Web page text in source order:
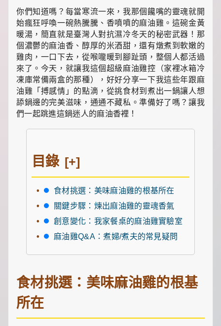
地
道
的
美
食
推
薦，
還
有
暖
心
的
寵
點
生
活
小
確
你們知道嗎？每當寒流一來，我那個饞嘴的靈魂就開
始瘋狂呼喚一碗熱騰騰、香噴噴的麻油雞。這碗金黃
暖湯，簡直就是臺灣人對抗濕冷冬天的秘密武器！那
個濃鬱的麻油香、醇厚的米酒甜，還有燉煮到軟嫩的
雞肉，一口下去，從喉嚨暖到腳趾頭，整個人都活過
來了。今天，就讓我這個超級麻油雞控（家裡冰箱冷
凍庫常備兩盒的那種），好好分享一下我這些年跟麻
油雞「搏感情」的點滴，從挑食材到煮出一鍋讓人想
舔鍋邊的完美滋味，通通不藏私。準備好了嗎？讓我
們一起跳進這鍋迷人的麻油香裡！
目錄 [+]
食材挑選：美味麻油雞的根基所在
關鍵步驟：煉出麻油雞的靈魂香氣
創意變化：我家餐桌的麻油雞實驗室
麻油雞Q&A：煮婦/煮夫的常見疑問
食材挑選：美味麻油雞的根基
所在